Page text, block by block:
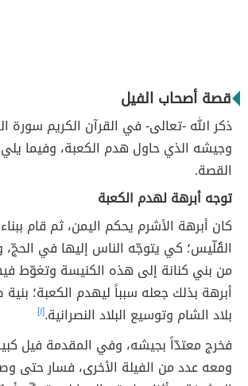
قصة أصحاب الفيل
ذكر الله -تعالى- في القرآن الكريم سورة
وجيشه الذي حاول هدم الكعبة، وفيما
القصة.
توجه أبرهة لهدم الكعبة
كان أبرهة الأشرم يحكم اليمن، ثم قام
القُلّيس؛ كي يتوجّه الناس إليها في
من بني كنانة إلى هذه الكنيسة وتغوّط
أبرهة بذلك جعله سبباً ليهدم الكعبة؛
بلاد الشام وتوسيع البلاد النصرانية.[١]
فخرج معتدّاً بجيشه، وفي المقدمة فيل
ومعه عدد من الفيلة الأخرى، فسار حتى